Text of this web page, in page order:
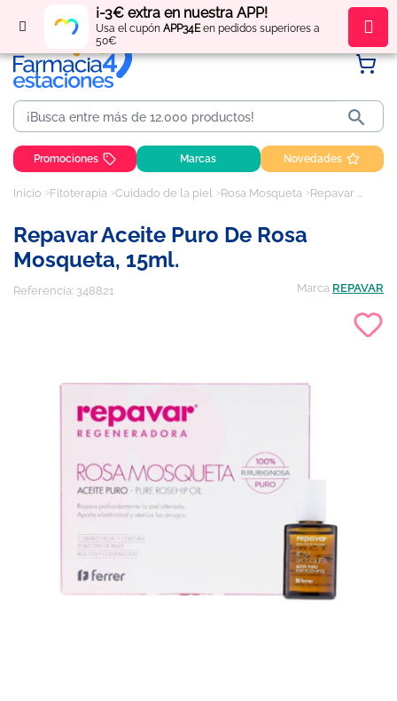
¡-3€ extra en nuestra APP!
Usa el cupón APP34Een pedidos superiores a
50€
Regístratey obténpuntos por tus compras

Promociones Marcas Novedades
Inicio Fitoterapia Cuidado de la piel Rosa Mosqueta Repavar Aceite Puro de Rosa Mosqueta, 15ml.
Repavar Aceite Puro De Rosa
Mosqueta, 15ml.
Referencia: 348821 Marca REPAVAR